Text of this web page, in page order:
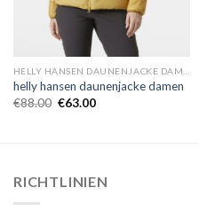
helly hansen daunenjacke damen
€88.00 €63.00
RICHTLINIEN